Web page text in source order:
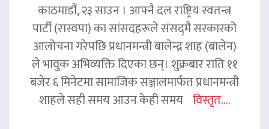
काठमाडौं, २३ साउन । आफ्नै दल राष्ट्रिय स्वतन्त्र
पार्टी (रास्वपा) का सांसदहरूले संसद्‌मै सरकारको
आलोचना गरेपछि प्रधानमन्त्री बालेन्द्र शाह (बालेन)
ले भावुक अभिव्यक्ति दिएका छन्। शुक्रबार राति ११
बजेर ६ मिनेटमा सामाजिक सञ्जालमार्फत प्रधानमन्त्री
शाहले सही समय आउन केही समय विस्तृत....